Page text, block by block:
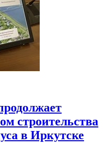
строительства
в Иркутске